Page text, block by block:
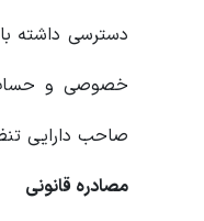
دسترسی داشته
خصوصی و
صاحب دارایی
مصادره قانونی